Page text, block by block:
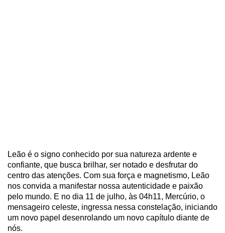
Leão é o signo conhecido por sua natureza ardente e
confiante, que busca brilhar, ser notado e desfrutar do
centro das atenções. Com sua força e magnetismo, Leão
nos convida a manifestar nossa autenticidade e paixão
pelo mundo. E no dia 11 de julho, às 04h11, Mercúrio, o
mensageiro celeste, ingressa nessa constelação, iniciando
um novo papel desenrolando um novo capítulo diante de
nós.